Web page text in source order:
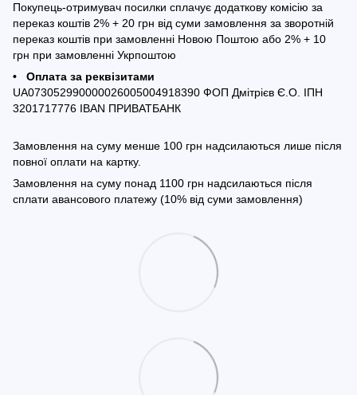
Покупець-отримувач посилки сплачує додаткову комісію за
переказ коштів 2% + 20 грн від суми замовлення за зворотній
переказ коштів при замовленні Новою Поштою або 2% + 10
грн при замовленні Укрпоштою
• Оплата за реквізитами
UA073052990000026005004918390 ФОП Дмітрієв Є.О. ІПН
3201717776 IBAN ПРИВАТБАНК
Замовлення на суму менше 100 грн надсилаються лише після
повної оплати на картку.
Замовлення на суму понад 1100 грн надсилаються після
сплати авансового платежу (10% від суми замовлення)